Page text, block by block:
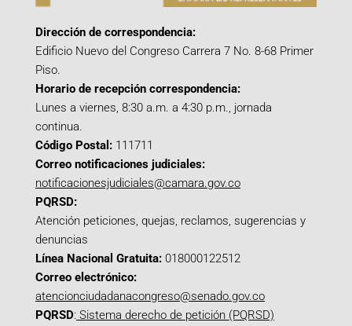
Dirección de correspondencia:
Edificio Nuevo del Congreso Carrera 7 No. 8-68 Primer
Piso.
Horario de recepción correspondencia:
Lunes a viernes, 8:30 a.m. a 4:30 p.m., jornada
continua.
Código Postal: 111711
Correo notificaciones judiciales:
notificacionesjudiciales@camara.gov.co
PQRSD:
Atención peticiones, quejas, reclamos, sugerencias y
denuncias
Línea Nacional Gratuita: 018000122512
Correo electrónico:
atencionciudadanacongreso@senado.gov.co
PQRSD: Sistema derecho de petición (PQRSD)